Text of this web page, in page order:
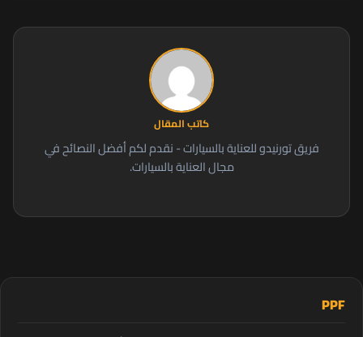
PPF
كاتب المقال
فريق تورنيدو للعناية بالسيارات - نقدم لكم أفضل النصائح في
مجال العناية بالسيارات.